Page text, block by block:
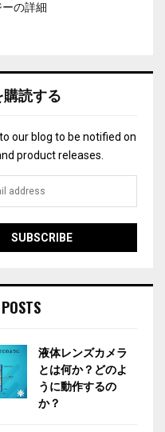
の詳細
読する
our blog to be notified on
product releases.
液体レンズカメラ
とは何か？どのよ
うに動作するの
か？